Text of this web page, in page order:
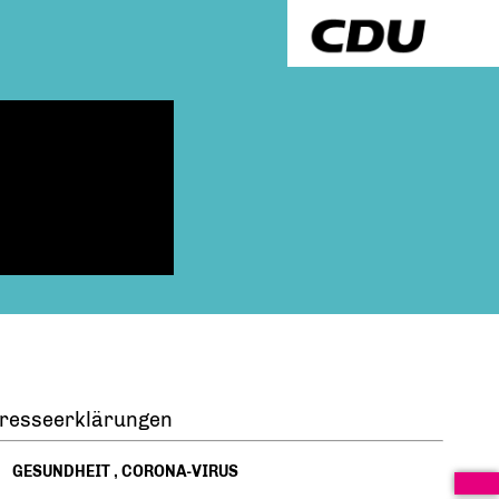
GESUNDHEIT,CORONA-VIRUS